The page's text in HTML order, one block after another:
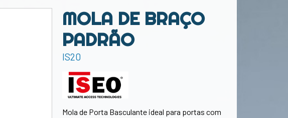
MOLA DE BRAÇO
PADRÃO
IS20
Mola de Porta Basculante ideal para portas com